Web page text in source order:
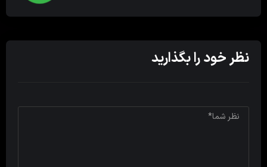
نظر خود را بگذارید